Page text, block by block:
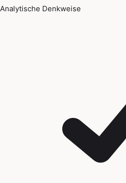
Analytische Denkweise